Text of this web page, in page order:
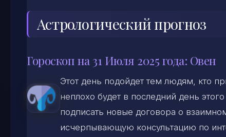
Астрологический прогноз
Гороскоп на 31 Июля 2025 года: Овен
Этот день подойдет тем людям, кто
неплохо будет в последний день
подписать новые договора о
исчерпывающую консультацию по